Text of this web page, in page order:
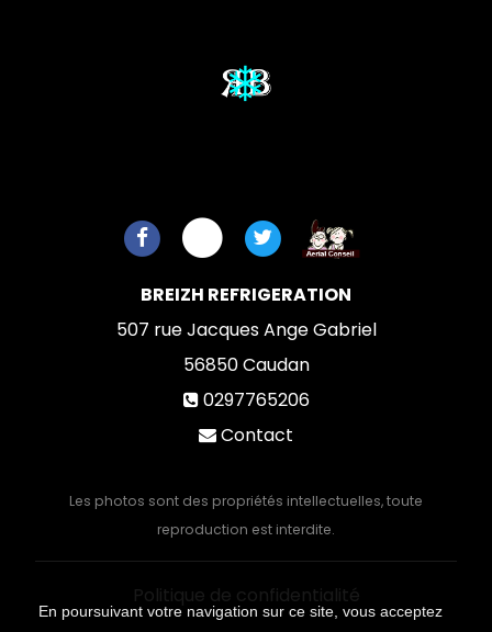
BREIZH REFRIGERATION
507 rue Jacques Ange Gabriel
56850Caudan
0297765206
Contact
Les photos sont des propriétés intellectuelles, toute
reproduction est interdite.
Politique de confidentialité
En poursuivant votre navigation sur ce site, vous acceptez